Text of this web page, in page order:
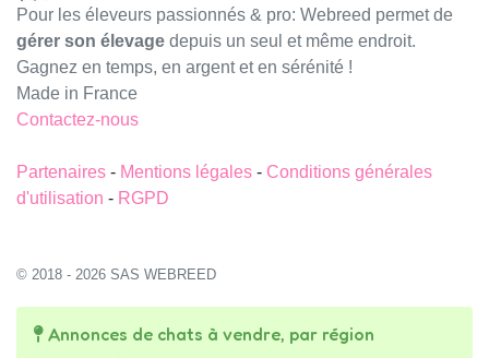
Pour les éleveurs passionnés & pro: Webreed permet de
gérer son élevage depuis un seul et même endroit.
Gagnez en temps, en argent et en sérénité !
Made in France
Contactez-nous
Partenaires - Mentions légales - Conditions générales
d'utilisation - RGPD
© 2018 - 2026 SAS WEBREED
Annonces de chats à vendre, par région